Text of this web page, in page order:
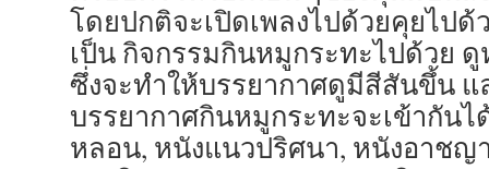
โดยปกติจะเปิดเพลงไปด้วยคุยไป
เป็น กิจกรรมกินหมูกระทะไปด้วย
ซึ่งจะทำให้บรรยากาศดูมีสีสันขึ้น
บรรยากาศกินหมูกระทะจะเข้ากันไ
หลอน, หนังแนวปริศนา, หนังอาชญ